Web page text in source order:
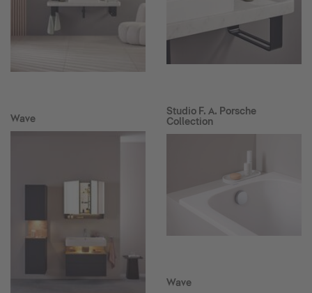
Wave
Studio F. A. Porsche
Collection
Wave